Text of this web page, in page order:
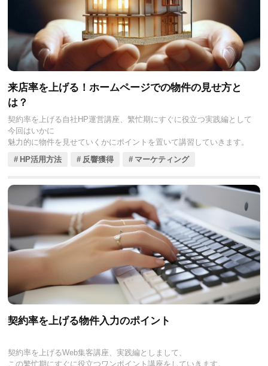
来店率を上げる！ホームページでの物件の見せ方と
は？
契約率を上げる自社HP運営講座、繁忙期にすぐに役立つ実践編として
今回はいかに
魅力的に物件を見せていくかにポイントを置いて講習していきます。
HP活用方法
反響獲得 マーケティング
契約率を上げる物件入力のポイント
契約率を上げるWeb集客講座、実践編としまして、
この繁忙期にすぐに役立つワンポイント講座をしていきます。